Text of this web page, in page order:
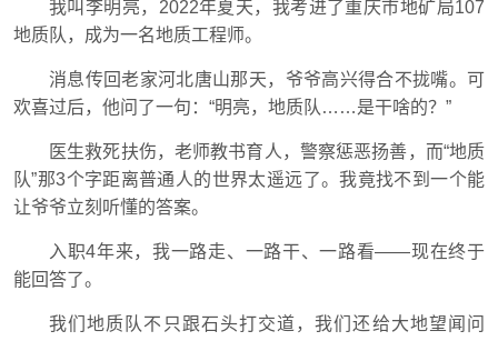
我叫李明亮，2022年夏天，我考进了重庆市地矿局107
地质队，成为一名地质工程师。
消息传回老家河北唐山那天，爷爷高兴得合不拢嘴。可
欢喜过后，他问了一句：“明亮，地质队……是干啥的？”
医生救死扶伤，老师教书育人，警察惩恶扬善，而“地质
队”那3个字距离普通人的世界太遥远了。我竟找不到一个能
让爷爷立刻听懂的答案。
入职4年来，我一路走、一路干、一路看——现在终于
能回答了。
我们地质队不只跟石头打交道，我们还给大地望闻问